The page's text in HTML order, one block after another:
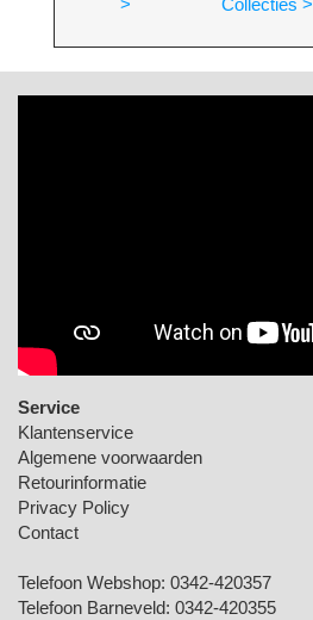
Service
Klantenservice
Algemene voorwaarden
Retourinformatie
Privacy Policy
Contact
Telefoon Webshop: 0342-420357
Telefoon Barneveld: 0342-420355